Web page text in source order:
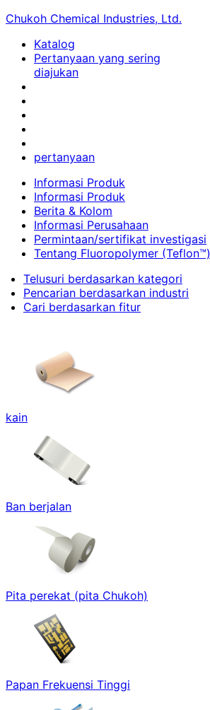
Chukoh Chemical Industries, Ltd.
Katalog
Pertanyaan yang sering
diajukan
pertanyaan
Informasi Produk
Informasi Produk
Berita & Kolom
Informasi Perusahaan
Permintaan/sertifikat investigasi
Tentang Fluoropolymer (Teflon™)
Telusuri berdasarkan kategori
Pencarian berdasarkan industri
Cari berdasarkan fitur
kain
Ban berjalan
Pita perekat (pita Chukoh)
Papan Frekuensi Tinggi